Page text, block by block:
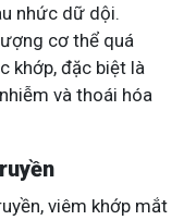
nhức dữ dội.
cơ thể quá
khớp, đặc biệt là
và thoái hóa
viêm khớp mắt